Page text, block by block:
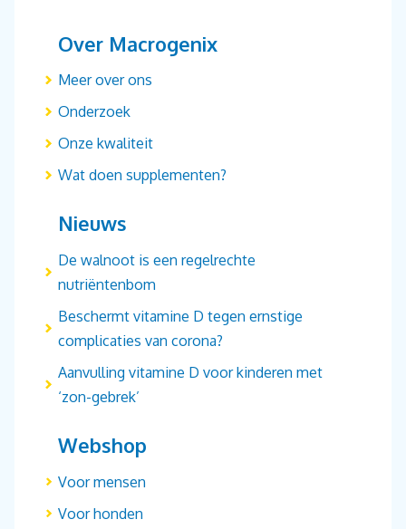
Over Macrogenix
Meer over ons
Onderzoek
Onze kwaliteit
Wat doen supplementen?
Nieuws
De walnoot is een regelrechte
nutriëntenbom
Beschermt vitamine D tegen ernstige
complicaties van corona?
Aanvulling vitamine D voor kinderen met
‘zon-gebrek’
Webshop
Voor mensen
Voor honden